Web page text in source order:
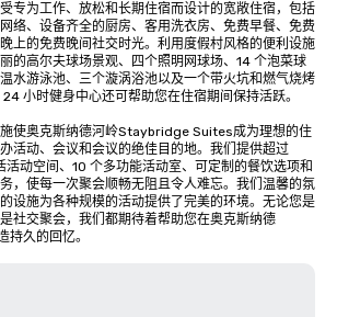
专为工作、放松和长期住宿而设计的宽敞住宿，包括
络、设备齐全的厨房、客用洗衣房、免费早餐、免费
上的免费晚间社交时光。利用度假村风格的便利设施
的高尔夫球场景观、四个照明网球场、14 个泡菜球
水游泳池、三个漩涡浴池以及一个带火坑和燃气烧烤
小时健身中心还可帮助您在住宿期间保持活跃。
使奥克斯纳德河岭Staybridge Suites成为理想的住
活动、会议和会议的绝佳目的地。我们提供超过
动空间、10 个多功能活动室、可定制的餐饮选项和
，使每一次聚会顺畅无阻且令人难忘。我们温馨的氛
设施为各种规模的活动提供了完美的环境。无论您是
社交聚会，我们都期待着帮助您在奥克斯纳德
久的回忆。